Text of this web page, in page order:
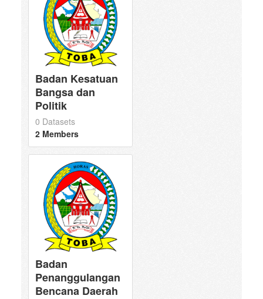
Badan Kesatuan
Bangsa dan
Politik
0 Datasets
2 Members
Badan
Penanggulangan
Bencana Daerah